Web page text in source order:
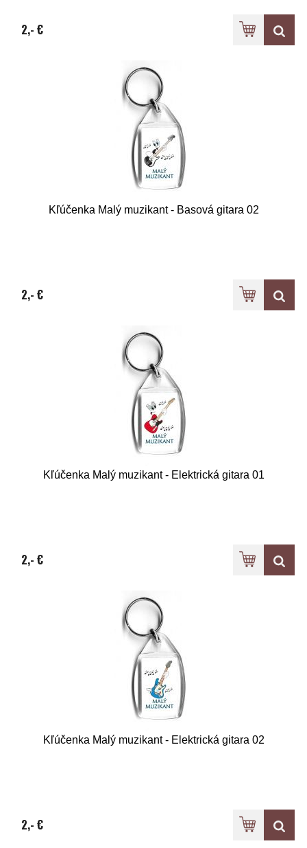
2,- €
Kľúčenka Malý muzikant - Basová gitara 02
2,- €
Kľúčenka Malý muzikant - Elektrická gitara 01
2,- €
Kľúčenka Malý muzikant - Elektrická gitara 02
2,- €